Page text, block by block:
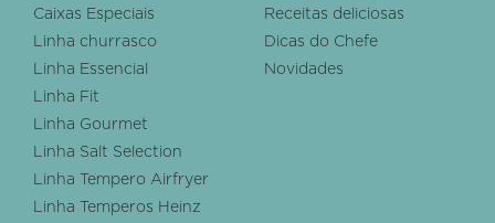
Caixas Especiais
Linha churrasco
Linha Essencial
Linha Fit
Linha Gourmet
Linha Salt Selection
Linha Tempero Airfryer
Linha Temperos Heinz
Receitas deliciosas
Dicas do Chefe
Novidades